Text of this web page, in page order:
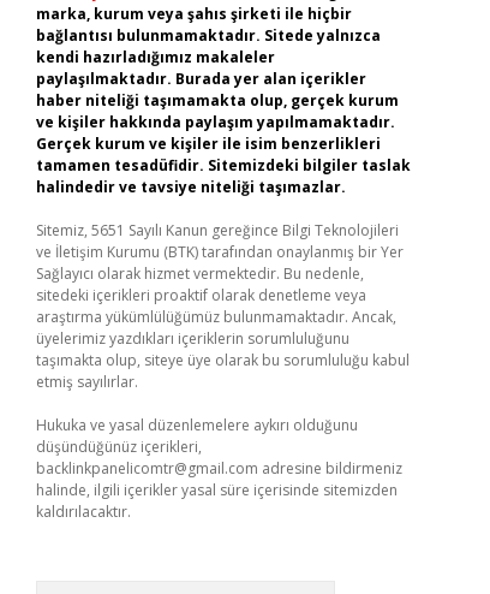
marka, kurum veya şahıs şirketi ile hiçbir
bağlantısı bulunmamaktadır. Sitede yalnızca
kendi hazırladığımız makaleler
paylaşılmaktadır. Burada yer alan içerikler
haber niteliği taşımamakta olup, gerçek kurum
ve kişiler hakkında paylaşım yapılmamaktadır.
Gerçek kurum ve kişiler ile isim benzerlikleri
tamamen tesadüfidir. Sitemizdeki bilgiler taslak
halindedir ve tavsiye niteliği taşımazlar.
Sitemiz, 5651 Sayılı Kanun gereğince Bilgi Teknolojileri
ve İletişim Kurumu (BTK) tarafından onaylanmış bir Yer
Sağlayıcı olarak hizmet vermektedir. Bu nedenle,
sitedeki içerikleri proaktif olarak denetleme veya
araştırma yükümlülüğümüz bulunmamaktadır. Ancak,
üyelerimiz yazdıkları içeriklerin sorumluluğunu
taşımakta olup, siteye üye olarak bu sorumluluğu kabul
etmiş sayılırlar.
Hukuka ve yasal düzenlemelere aykırı olduğunu
düşündüğünüz içerikleri,
backlinkpanelicomtr@gmail.com adresine bildirmeniz
halinde, ilgili içerikler yasal süre içerisinde sitemizden
kaldırılacaktır.